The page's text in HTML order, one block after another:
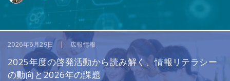
2026年6月29日 | 広報情報
2025年度の啓発活動から読み解く、情報リテラシー
の動向と2026年の課題